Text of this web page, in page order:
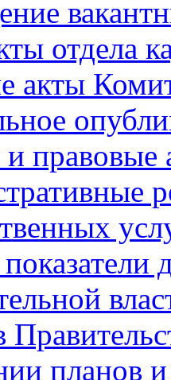
отдела
акты
правовые
планов и